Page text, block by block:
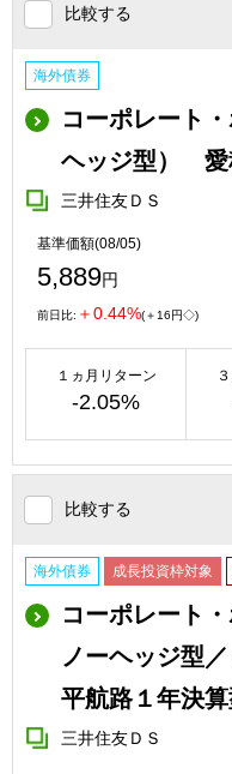
比較する
海外債券
コーポレート
ヘッジ型） 愛
三井住友ＤＳ
基準価額(08/05)
5,889円
前日比: ＋0.44%(＋16円◇)
１ヵ月リターン
-2.05%
比較する
海外債券 成長投資枠対象
コーポレート
ノーヘッジ型
平航路１年決算
三井住友ＤＳ